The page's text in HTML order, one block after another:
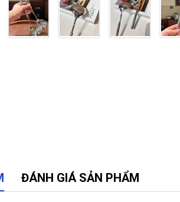
ĐÁNH GIÁ SẢN PHẨM